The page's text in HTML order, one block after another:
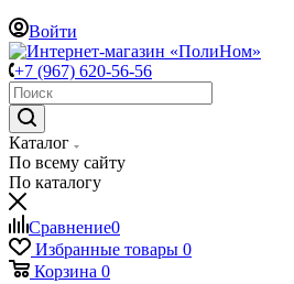
Войти
+7 (967) 620-56-56
Каталог
По всему сайту
По каталогу
Сравнение0
Избранные товары 0
Корзина 0